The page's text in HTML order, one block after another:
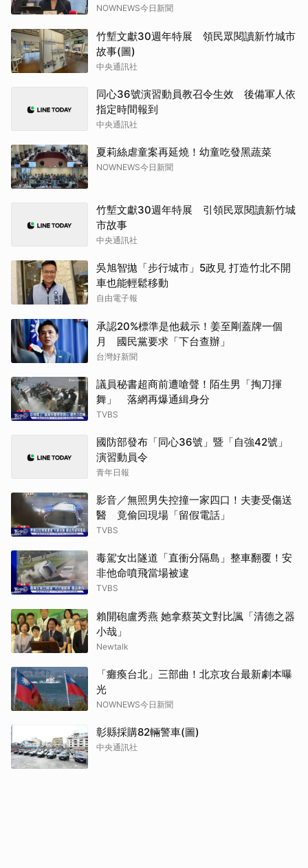
NOWNEWS今日新聞
竹塹文獻30週年特展 領民眾閱讀新竹城市
故事(圖)
中央通訊社
同心36號演習動員教召令生效 後備軍人依
指定時間報到
中央通訊社
夏莉絲虐童案再延燒！幼童吃發黑蔬菜
NOWNEWS今日新聞
竹塹文獻30週年特展 引領民眾閱讀新竹城
市故事
中央通訊社
吳旭智拋「步行城市」5政見 打造竹北不開
車也能輕鬆移動
自由電子報
承認20%標準是他裁示！姜至剛蓋牌一個
月 國民黨要求「下台查辦」
台灣好新聞
議員秘書超商前遭嗆聲！陌生男「掏刀揮
舞」 落網再爆通緝身分
TVBS
國防部發布「同心36號」暨「自強42號」
演習動員令
青年日報
影音／無照男失控撞一家四口！夫妻受傷送
醫 竟偷回現場「留假電話」
TVBS
毒駕女出隧道「直衝分隔島」整車翻覆！安
非他命噴飛當場被逮
TVBS
賴開砲盧秀燕 她拿蔡英文對比諷「清德之器
小哉」
Newtalk
「癱瘓台北」三部曲！北京攻台最新劇本曝
光
NOWNEWS今日新聞
彰縣採購82輛警車(圖)
中央通訊社